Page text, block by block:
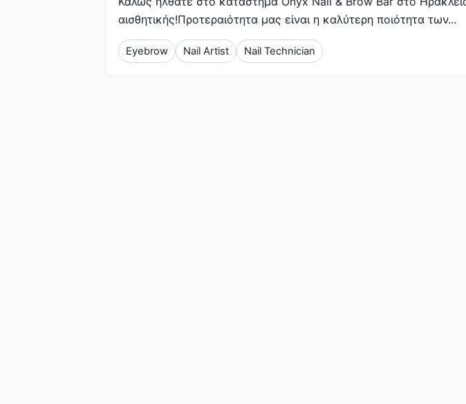
αισθητικής!Προτεραιότητα μας είναι η καλύτερη ποιότητα των...
Eyebrow Nail Artist Nail Technician